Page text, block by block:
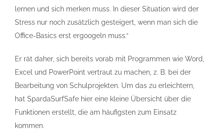
lernen und sich merken muss. In dieser Situation wird der
Stress nur noch zusätzlich gesteigert, wenn man sich die
Office-Basics erst ergoogeln muss.“
Er rät daher, sich bereits vorab mit Programmen wie Word,
Excel und PowerPoint vertraut zu machen, z. B. bei der
Bearbeitung von Schulprojekten. Um das zu erleichtern,
hat SpardaSurfSafe hier eine kleine Übersicht über die
Funktionen erstellt, die am häufigsten zum Einsatz
kommen.